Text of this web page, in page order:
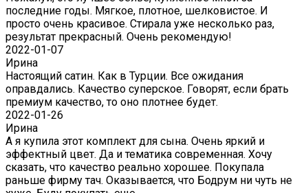
последние годы. Мягкое, плотное, шелковистое. И
просто очень красивое. Стирала уже несколько раз,
результат прекрасный. Очень рекомендую!
2022-01-07
Ирина
Настоящий сатин. Как в Турции. Все ожидания
оправдались. Качество суперское. Говорят, если брать
премиум качество, то оно плотнее будет.
2022-01-26
Ирина
А я купила этот комплект для сына. Очень яркий и
эффектный цвет. Да и тематика современная. Хочу
сказать, что качество реально хорошее. Покупала
раньше фирму тач. Оказывается, что Бодрум ни чуть не